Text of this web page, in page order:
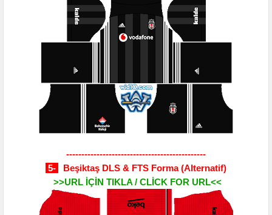
----------------------------------------------
5-
Beşiktaş DLS & FTS Forma(Alternatif)
>>URL İÇİN TIKLA / CLİCK FOR URL<<